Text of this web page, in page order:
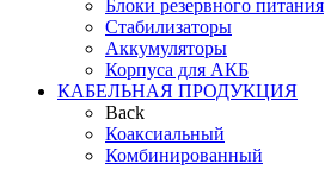
Блоки резервного питания
Стабилизаторы
Аккумуляторы
Корпуса для АКБ
КАБЕЛЬНАЯ ПРОДУКЦИЯ
Back
Коаксиальный
Комбинированный